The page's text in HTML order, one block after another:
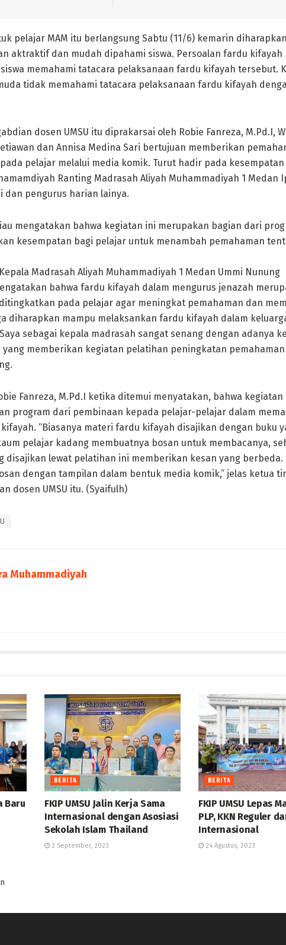
pelajar MAM itu berlangsung Sabtu (11/6) kemarin
aktraktif dan mudah dipahami siswa. Persoalan fardu kifayah
memahami tatacara pelaksanaan fardu kifayah tersebut.
tidak memahami tatacara pelaksanaan fardu kifayah
dosen UMSU itu diprakarsai oleh Robie Fanreza, M.Pd.I,
dan Annisa Medina Sari bertujuan memberikan
pelajar melalui media komik. Turut hadir pada kesempatan
Ranting Madrasah Aliyah Muhammadiyah 1 Medan
dan pengurus harian lainya.
mengatakan bahwa kegiatan ini merupakan bagian dari
kesempatan bagi pelajar untuk menambah pemahaman
Madrasah Aliyah Muhammadiyah 1 Medan Ummi Nunung
bahwa fardu kifayah dalam mengurus jenazah
pada pelajar agar meningkat pemahaman dan
diharapkan mampu melaksankan fardu kifayah dalam
sebagai kepala madrasah sangat senang dengan adanya
yang memberikan kegiatan pelatihan peningkatan
Fanreza, M.Pd.I ketika ditemui menyatakan, bahwa kegiatan
program dari pembinaan kepada pelajar-pelajar dalam
“Biasanya materi fardu kifayah disajikan dengan buku
pelajar kadang membuatnya bosan untuk membacanya,
disajikan lewat pelatihan ini memberikan kesan yang berbeda.
dengan tampilan dalam bentuk media komik,” jelas ketua
dosen UMSU itu. (Syaifulh)
Muhammadiyah
Baru
BERITA
FKIP UMSU Jalin Kerja Sama
Internasional dengan Asosiasi
Sekolah Islam Thailand
2 September, 2023
BERITA
FKIP UMSU Lepas
PLP, KKN Reguler
Internasional
24 Agustus, 2023